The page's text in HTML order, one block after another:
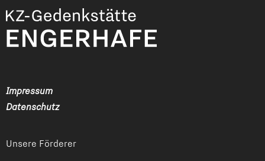
Impressum
Datenschutz
Unsere Förderer